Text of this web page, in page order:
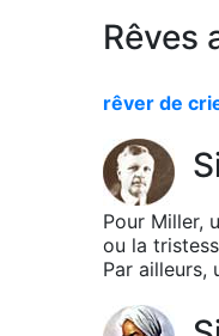
Rêves
rêver de
Pour Miller,
ou la
Par ailleurs,